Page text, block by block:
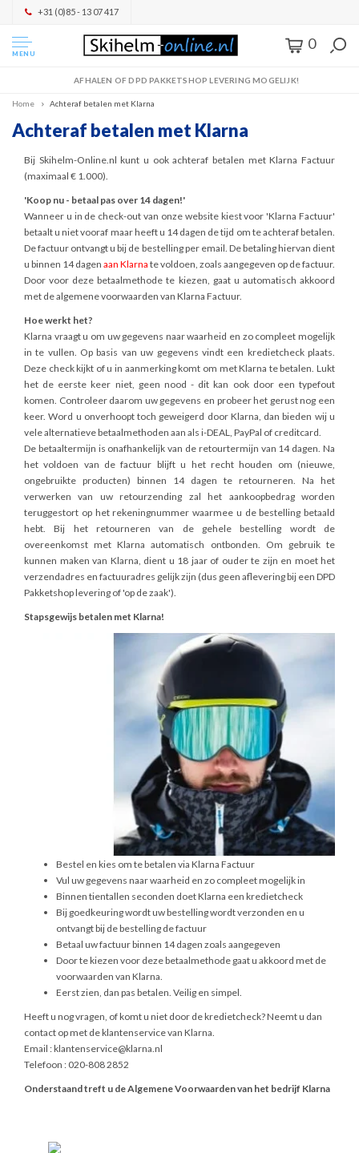
+31 (0)85 - 13 07 417
MENU
0
AFHALEN OF DPD PAKKETSHOP LEVERING MOGELIJK!
Home Achteraf betalen met Klarna
Achteraf betalen met Klarna
Bij Skihelm-Online.nl kunt u ook achteraf betalen met Klarna Factuur
(maximaal € 1.000).
'Koop nu - betaal pas over 14 dagen!'
Wanneer u in de check-out van onze website kiest voor 'Klarna Factuur'
betaalt u niet vooraf maar heeft u 14 dagen de tijd om te achteraf betalen.
De factuur ontvangt u bij de bestelling per email. De betaling hiervan dient
u binnen 14 dagen aan Klarna te voldoen, zoals aangegeven op de factuur.
Door voor deze betaalmethode te kiezen, gaat u automatisch akkoord
met de algemene voorwaarden van Klarna Factuur.
Hoe werkt het?
Klarna vraagt u om uw gegevens naar waarheid en zo compleet mogelijk
in te vullen. Op basis van uw gegevens vindt een kredietcheck plaats.
Deze check kijkt of u in aanmerking komt om met Klarna te betalen. Lukt
het de eerste keer niet, geen nood - dit kan ook door een typefout
komen. Controleer daarom uw gegevens en probeer het gerust nog een
keer. Word u onverhoopt toch geweigerd door Klarna, dan bieden wij u
vele alternatieve betaalmethoden aan als i-DEAL, PayPal of creditcard.
De betaaltermijn is onafhankelijk van de retourtermijn van 14 dagen. Na
het voldoen van de factuur blijft u het recht houden om (nieuwe,
ongebruikte producten) binnen 14 dagen te retourneren. Na het
verwerken van uw retourzending zal het aankoopbedrag worden
teruggestort op het rekeningnummer waarmee u de bestelling betaald
hebt. Bij het retourneren van de gehele bestelling wordt de
overeenkomst met Klarna automatisch ontbonden. Om gebruik te
kunnen maken van Klarna, dient u 18 jaar of ouder te zijn en moet het
verzendadres en factuuradres gelijk zijn (dus geen aflevering bij een DPD
Pakketshop levering of 'op de zaak').
Stapsgewijs betalen met Klarna!
Bestel en kies om te betalen via Klarna Factuur
Vul uw gegevens naar waarheid en zo compleet mogelijk in
Binnen tientallen seconden doet Klarna een kredietcheck
Bij goedkeuring wordt uw bestelling wordt verzonden en u
ontvangt bij de bestelling de factuur
Betaal uw factuur binnen 14 dagen zoals aangegeven
Door te kiezen voor deze betaalmethode gaat u akkoord met de
voorwaarden van Klarna.
Eerst zien, dan pas betalen. Veilig en simpel.
Heeft u nog vragen, of komt u niet door de kredietcheck? Neemt u dan
contact op met de klantenservice van Klarna.
Email :klantenservice@klarna.nl
Telefoon : 020-808 2852
Onderstaand treft u de Algemene Voorwaarden van het bedrijf Klarna